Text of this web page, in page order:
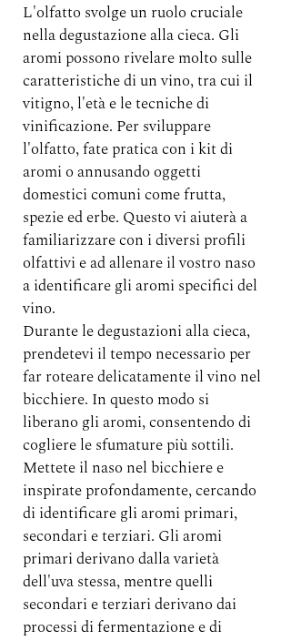
L'olfatto svolge un ruolo cruciale
nella degustazione alla cieca. Gli
aromi possono rivelare molto sulle
caratteristiche di un vino, tra cui il
vitigno, l'età e le tecniche di
vinificazione. Per sviluppare
l'olfatto, fate pratica con i kit di
aromi o annusando oggetti
domestici comuni come frutta,
spezie ed erbe. Questo vi aiuterà a
familiarizzare con i diversi profili
olfattivi e ad allenare il vostro naso
a identificare gli aromi specifici del
vino.
Durante le degustazioni alla cieca,
prendetevi il tempo necessario per
far roteare delicatamente il vino nel
bicchiere. In questo modo si
liberano gli aromi, consentendo di
cogliere le sfumature più sottili.
Mettete il naso nel bicchiere e
inspirate profondamente, cercando
di identificare gli aromi primari,
secondari e terziari. Gli aromi
primari derivano dalla varietà
dell'uva stessa, mentre quelli
secondari e terziari derivano dai
processi di fermentazione e di